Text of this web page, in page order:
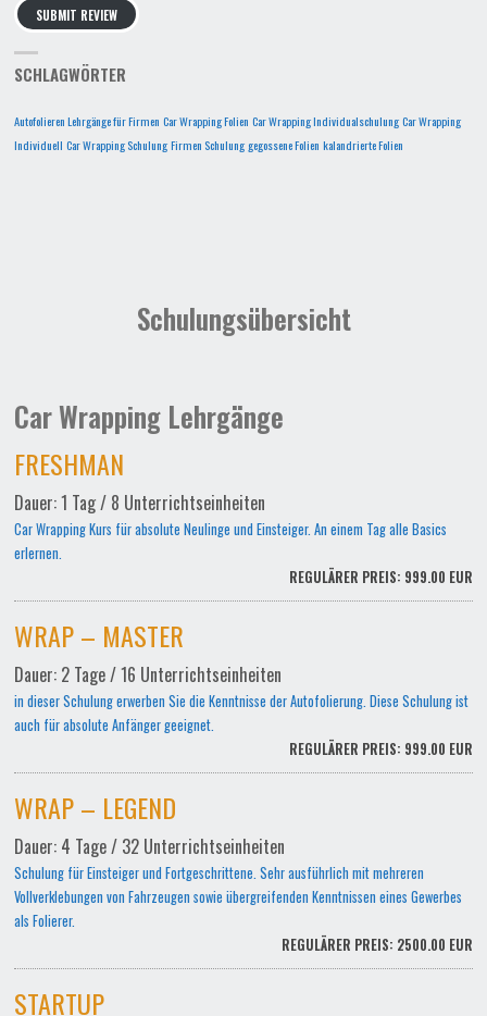
SUBMIT REVIEW
SCHLAGWÖRTER
Autofolieren Lehrgänge für Firmen Car Wrapping Folien Car Wrapping Individualschulung Car Wrapping
Individuell Car Wrapping Schulung Firmen Schulung gegossene Folien kalandrierte Folien
Schulungsübersicht
Car Wrapping Lehrgänge
FRESHMAN
Dauer: 1 Tag / 8 Unterrichtseinheiten
Car Wrapping Kurs für absolute Neulinge und Einsteiger. An einem Tag alle Basics
erlernen.
REGULÄRER PREIS: 999.00 EUR
WRAP – MASTER
Dauer: 2 Tage / 16 Unterrichtseinheiten
in dieser Schulung erwerben Sie die Kenntnisse der Autofolierung. Diese Schulung ist
auch für absolute Anfänger geeignet.
REGULÄRER PREIS: 999.00 EUR
WRAP – LEGEND
Dauer: 4 Tage / 32 Unterrichtseinheiten
Schulung für Einsteiger und Fortgeschrittene. Sehr ausführlich mit mehreren
Vollverklebungen von Fahrzeugen sowie übergreifenden Kenntnissen eines Gewerbes
als Folierer.
REGULÄRER PREIS: 2500.00 EUR
STARTUP